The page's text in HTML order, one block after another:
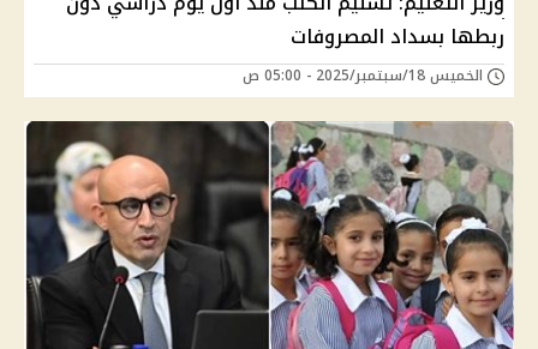
ربطها بسداد المصروفات
الخميس 18/سبتمبر/2025 - 05:00 ص